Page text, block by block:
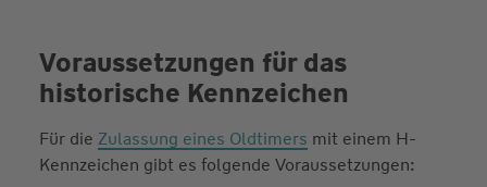
Voraussetzungen für das
historische Kennzeichen
Für die Zulassung eines Oldtimers mit einem H-
Kennzeichen gibt es folgende Voraussetzungen: